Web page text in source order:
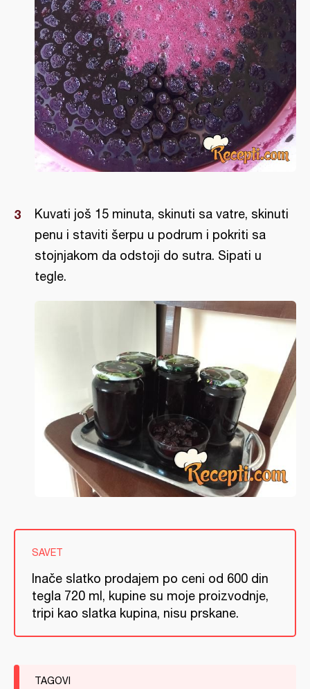
Kuvati još 15 minuta, skinuti sa vatre, skinuti
penu i staviti šerpu u podrum i pokriti sa
stojnjakom da odstoji do sutra. Sipati u
tegle.
SAVET
Inače slatko prodajem po ceni od 600 din
tegla 720 ml, kupine su moje proizvodnje,
tripi kao slatka kupina, nisu prskane.
TAGOVI